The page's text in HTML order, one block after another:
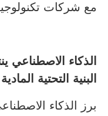
مع شركات
الذكاء الاصطناعي
البنية التحتية المادية
برز الذكاء